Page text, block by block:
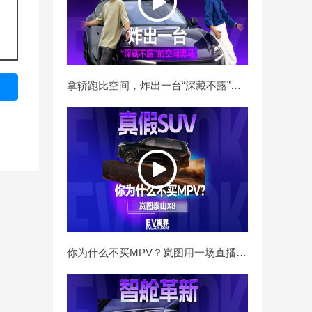
拿轿跑比空间，炸出一台“深藏不露”的空间黑马
你为什么不买MPV？岚图用一场直播挑战告诉你